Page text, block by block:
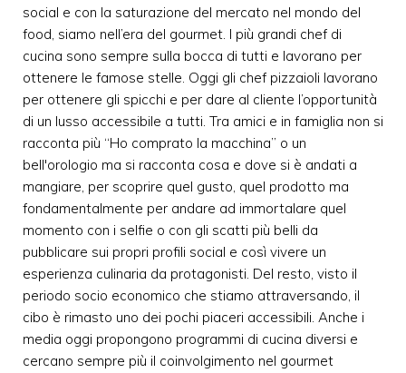
social e con la saturazione del mercato nel mondo del
food, siamo nell’era del gourmet. I più grandi chef di
cucina sono sempre sulla bocca di tutti e lavorano per
ottenere le famose stelle. Oggi gli chef pizzaioli lavorano
per ottenere gli spicchi e per dare al cliente l’opportunità
di un lusso accessibile a tutti. Tra amici e in famiglia non si
racconta più “Ho comprato la macchina” o un
bell'orologio ma si racconta cosa e dove si è andati a
mangiare, per scoprire quel gusto, quel prodotto ma
fondamentalmente per andare ad immortalare quel
momento con i selfie o con gli scatti più belli da
pubblicare sui propri profili social e così vivere un
esperienza culinaria da protagonisti. Del resto, visto il
periodo socio economico che stiamo attraversando, il
cibo è rimasto uno dei pochi piaceri accessibili. Anche i
media oggi propongono programmi di cucina diversi e
cercano sempre più il coinvolgimento nel gourmet